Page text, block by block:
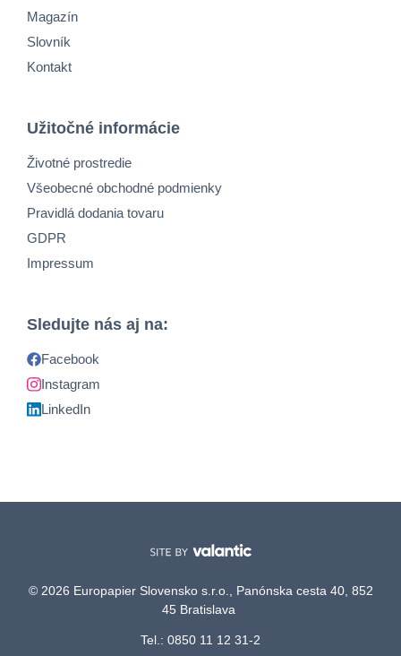
Magazín
Slovník
Kontakt
Užitočné informácie
Životné prostredie
Všeobecné obchodné podmienky
Pravidlá dodania tovaru
GDPR
Impressum
Sledujte nás aj na:
Facebook
Instagram
LinkedIn
© 2026 Europapier Slovensko s.r.o., Panónska cesta 40, 852
45 Bratislava
Tel.: 0850 11 12 31-2